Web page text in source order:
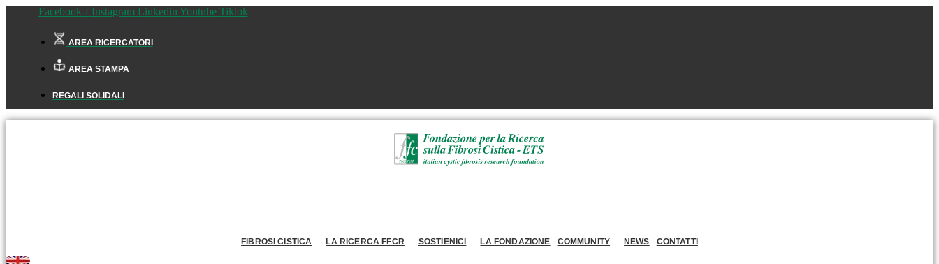
Facebook-f Instagram Linkedin Youtube Tiktok
AREA RICERCATORI
AREA STAMPA
REGALI SOLIDALI
FIBROSI CISTICA LA RICERCA FFCR SOSTIENICI LA FONDAZIONE COMMUNITY NEWS CONTATTI